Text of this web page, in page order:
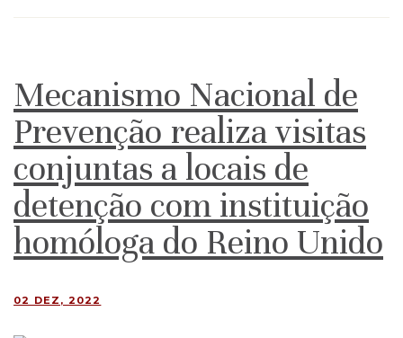
Mecanismo Nacional de
Prevenção realiza visitas
conjuntas a locais de
detenção com instituição
homóloga do Reino Unido
02 DEZ, 2022